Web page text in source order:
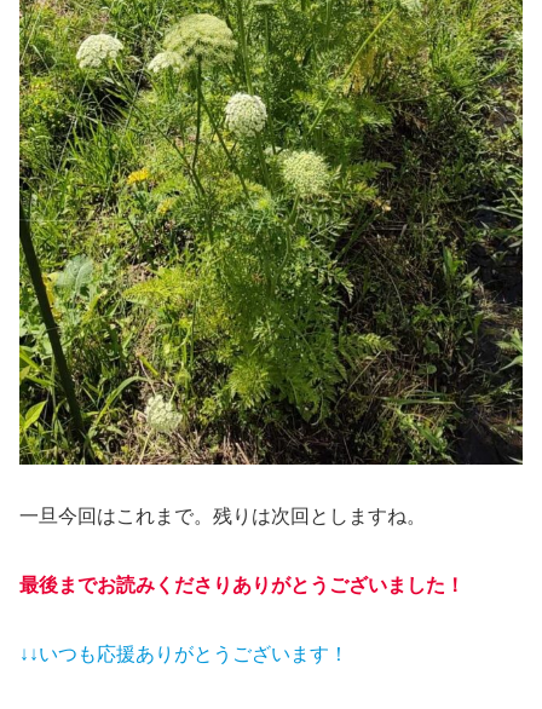
一旦今回はこれまで。残りは次回としますね。
最後までお読みくださりありがとうございました！
↓↓いつも応援ありがとうございます！